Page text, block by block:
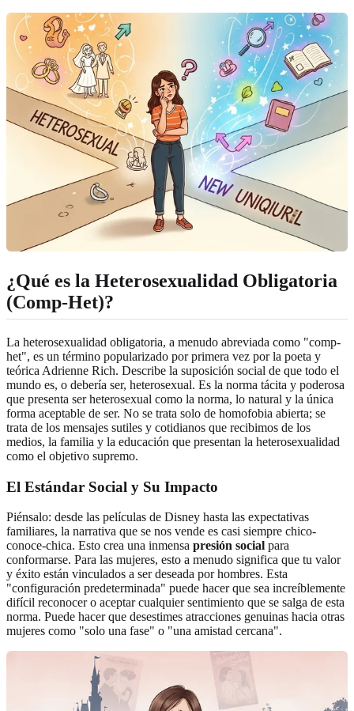
¿Qué es la Heterosexualidad Obligatoria
(Comp-Het)?
La heterosexualidad obligatoria, a menudo abreviada como "comp-
het", es un término popularizado por primera vez por la poeta y
teórica Adrienne Rich. Describe la suposición social de que todo el
mundo es, o debería ser, heterosexual. Es la norma tácita y poderosa
que presenta ser heterosexual como la norma, lo natural y la única
forma aceptable de ser. No se trata solo de homofobia abierta; se
trata de los mensajes sutiles y cotidianos que recibimos de los
medios, la familia y la educación que presentan la heterosexualidad
como el objetivo supremo.
El Estándar Social y Su Impacto
Piénsalo: desde las películas de Disney hasta las expectativas
familiares, la narrativa que se nos vende es casi siempre chico-
conoce-chica. Esto crea una inmensa presión social para
conformarse. Para las mujeres, esto a menudo significa que tu valor
y éxito están vinculados a ser deseada por hombres. Esta
"configuración predeterminada" puede hacer que sea increíblemente
difícil reconocer o aceptar cualquier sentimiento que se salga de esta
norma. Puede hacer que desestimes atracciones genuinas hacia otras
mujeres como "solo una fase" o "una amistad cercana".